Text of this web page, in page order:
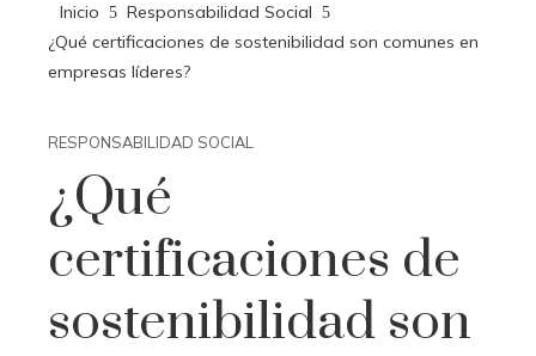
Inicio
Responsabilidad Social
¿Qué certificaciones de sostenibilidad son comunes en
empresas líderes?
RESPONSABILIDAD SOCIAL
¿Qué
certificaciones de
sostenibilidad son